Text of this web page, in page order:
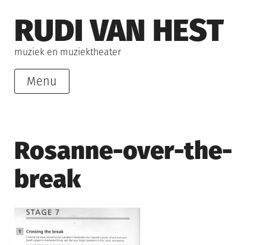
to
content
RUDI VAN HEST
muziek en muziektheater
Menu
Rosanne-over-the-
break